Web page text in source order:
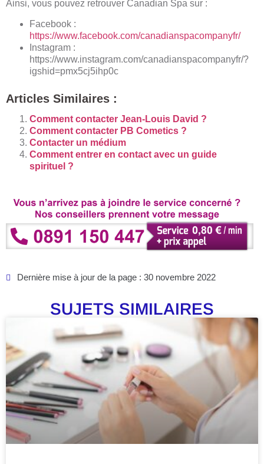
Ainsi, vous pouvez retrouver Canadian Spa sur :
Facebook :
https://www.facebook.com/canadianspacompanyfr/
Instagram :
https://www.instagram.com/canadianspacompanyfr/?
igshid=pmx5cj5ihp0c
Articles Similaires :
Comment contacter Jean-Louis David ?
Comment contacter PB Cometics ?
Contacter un médium
Comment entrer en contact avec un guide
spirituel ?
Dernière mise à jour de la page : 30 novembre 2022
SUJETS SIMILAIRES